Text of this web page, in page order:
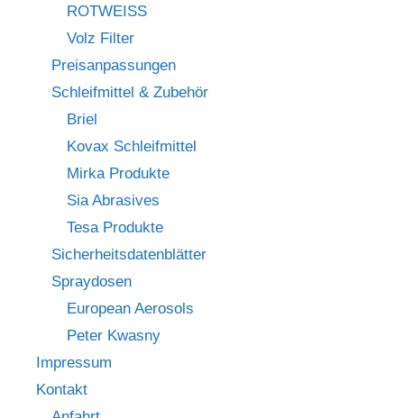
ROTWEISS
Volz Filter
Preisanpassungen
Schleifmittel & Zubehör
Briel
Kovax Schleifmittel
Mirka Produkte
Sia Abrasives
Tesa Produkte
Sicherheitsdatenblätter
Spraydosen
European Aerosols
Peter Kwasny
Impressum
Kontakt